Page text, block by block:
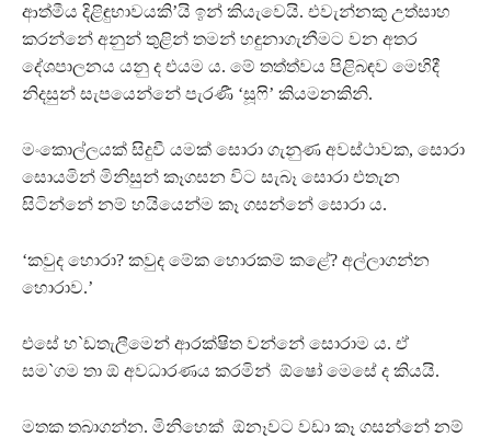
ආත්මීය දිළිඳුභාවයකි’යි ඉන් කියැවෙයි. එවැන්නකු උත්සාහ
කරන්නේ අනුන් තුළින් තමන් හඳුනාගැනීමට වන අතර
දේශපාලනය යනු ද එයම ය. මේ තත්ත්වය පිළිබඳව මෙහිදී
නිදසුන් සැපයෙන්නේ පැරණී ‘සූෆි’ කියමනකිනි.
මංකොල්ලයක් සිදුවී යමක් සොරා ගැනුණ අවස්ථාවක, සොරා
සොයමින් මිනිසුන් කෑගසන විට සැබෑ සොරා එතැන
සිටින්නේ නම් හයියෙන්ම කෑ ගසන්නේ සොරා ය.
‘කවුද හොරා? කවුද මේක හොරකම් කළේ? අල්ලාගන්න
හොරාව.’
එසේ හ`ඩතැලීමෙන් ආරක්ෂිත වන්නේ සොරාම ය. ඒ
සම`ගම තා ඕ අවධාරණය කරමින් ඕෂෝ මෙසේ ද කියයි.
මතක තබාගන්න. මිනිහෙක් ඕනෑවට වඩා කෑ ගසන්නේ නම්